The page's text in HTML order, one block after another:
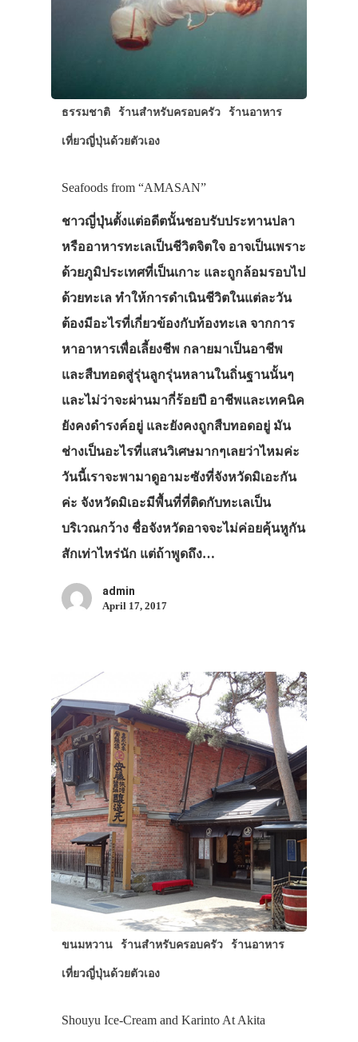
ธรรมชาติ ร้านสำหรับครอบครัว ร้านอาหาร
เที่ยวญี่ปุ่นด้วยตัวเอง
Seafoods from “AMASAN”
ชาวญี่ปุ่นตั้งแต่อดีตนั้นชอบรับประทานปลา
หรืออาหารทะเลเป็นชีวิตจิตใจ อาจเป็นเพราะ
ด้วยภูมิประเทศที่เป็นเกาะ และถูกล้อมรอบไป
ด้วยทะเล ทำให้การดำเนินชีวิตในแต่ละวัน
ต้องมีอะไรที่เกี่ยวข้องกับท้องทะเล จากการ
หาอาหารเพื่อเลี้ยงชีพ กลายมาเป็นอาชีพ
และสืบทอดสู่รุ่นลูกรุ่นหลานในถิ่นฐานนั้นๆ
และไม่ว่าจะผ่านมากี่ร้อยปี อาชีพและเทคนิค
ยังคงดำรงค์อยู่ และยังคงถูกสืบทอดอยู่ มัน
ช่างเป็นอะไรที่แสนวิเศษมากๆเลยว่าไหมค่ะ
วันนี้เราจะพามาดูอามะซังที่จังหวัดมิเอะกัน
ค่ะ จังหวัดมิเอะมีพื้นที่ที่ติดกับทะเลเป็น
บริเวณกว้าง ชื่อจังหวัดอาจจะไม่ค่อยคุ้นหูกัน
สักเท่าไหร่นัก แต่ถ้าพูดถึง…
admin
April 17, 2017
ขนมหวาน ร้านสำหรับครอบครัว ร้านอาหาร
เที่ยวญี่ปุ่นด้วยตัวเอง
Shouyu Ice-Cream and Karinto At Akita
เอง
รถบัส
เดินทาง
ทัวร์
ที่พัก
สาระน่ารู้
VIDEO
ภาพประทับใจ